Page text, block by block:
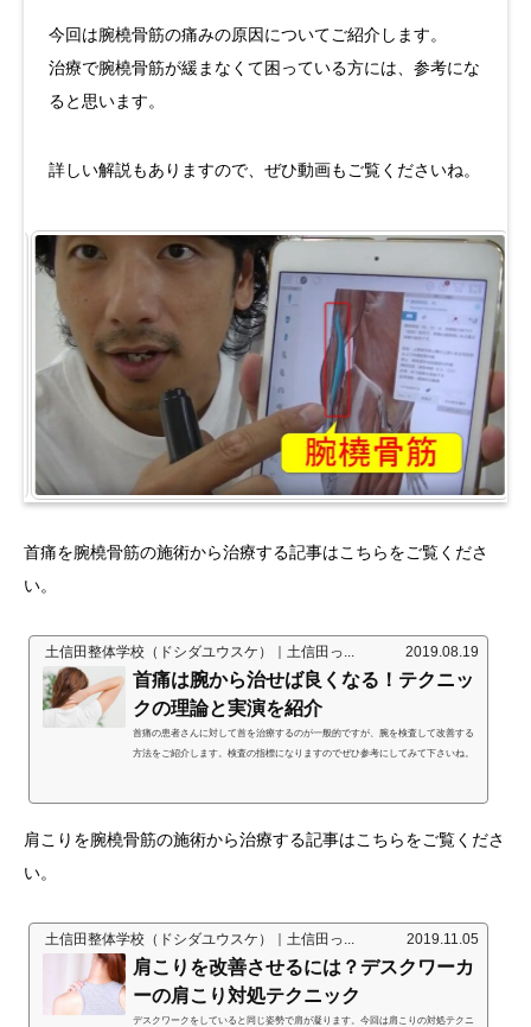
今回は腕橈骨筋の痛みの原因についてご紹介します。
治療で腕橈骨筋が緩まなくて困っている方には、参考にな
ると思います。
詳しい解説もありますので、ぜひ動画もご覧くださいね。
首痛を腕橈骨筋の施術から治療する記事はこちらをご覧くださ
い。
土信田整体学校（ドシダユウスケ）｜土信田っ... 2019.08.19
首痛は腕から治せば良くなる！テクニッ
クの理論と実演を紹介
首痛の患者さんに対して首を治療するのが一般的ですが、腕を検査して改善する
方法をご紹介します。検査の指標になりますのでぜひ参考にしてみて下さいね。
肩こりを腕橈骨筋の施術から治療する記事はこちらをご覧くださ
い。
土信田整体学校（ドシダユウスケ）｜土信田っ... 2019.11.05
肩こりを改善させるには？デスクワーカ
ーの肩こり対処テクニック
デスクワークをしていると同じ姿勢で肩が凝ります。今回は肩こりの対処テクニ